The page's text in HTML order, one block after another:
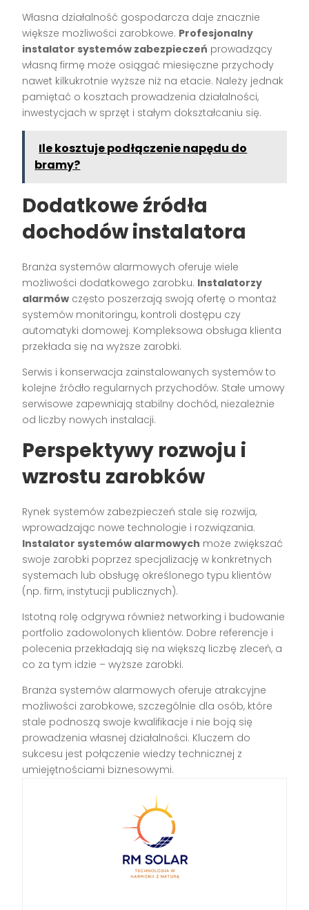
Własna działalność gospodarcza daje znacznie
większe możliwości zarobkowe. Profesjonalny
instalator systemów zabezpieczeń prowadzący
własną firmę może osiągać miesięczne przychody
nawet kilkukrotnie wyższe niż na etacie. Należy jednak
pamiętać o kosztach prowadzenia działalności,
inwestycjach w sprzęt i stałym dokształcaniu się.
Ile kosztuje podłączenie napędu do
bramy?
Dodatkowe źródła
dochodów instalatora
Branża systemów alarmowych oferuje wiele
możliwości dodatkowego zarobku. Instalatorzy
alarmów często poszerzają swoją ofertę o montaż
systemów monitoringu, kontroli dostępu czy
automatyki domowej. Kompleksowa obsługa klienta
przekłada się na wyższe zarobki.
Serwis i konserwacja zainstalowanych systemów to
kolejne źródło regularnych przychodów. Stałe umowy
serwisowe zapewniają stabilny dochód, niezależnie
od liczby nowych instalacji.
Perspektywy rozwoju i
wzrostu zarobków
Rynek systemów zabezpieczeń stale się rozwija,
wprowadzając nowe technologie i rozwiązania.
Instalator systemów alarmowych może zwiększać
swoje zarobki poprzez specjalizację w konkretnych
systemach lub obsługę określonego typu klientów
(np. firm, instytucji publicznych).
Istotną rolę odgrywa również networking i budowanie
portfolio zadowolonych klientów. Dobre referencje i
polecenia przekładają się na większą liczbę zleceń, a
co za tym idzie – wyższe zarobki.
Branża systemów alarmowych oferuje atrakcyjne
możliwości zarobkowe, szczególnie dla osób, które
stale podnoszą swoje kwalifikacje i nie boją się
prowadzenia własnej działalności. Kluczem do
sukcesu jest połączenie wiedzy technicznej z
umiejętnościami biznesowymi.